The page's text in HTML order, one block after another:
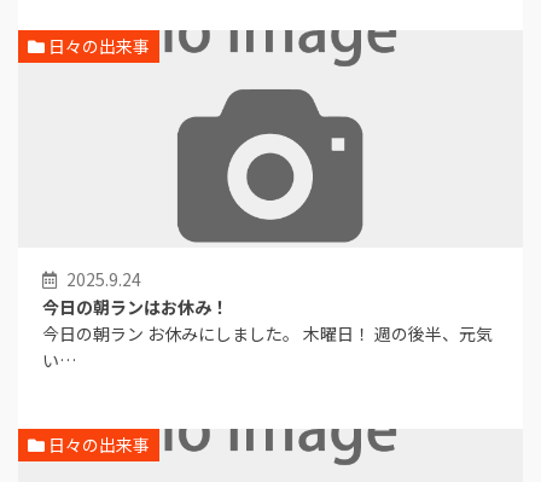
2025.9.24
今日の朝ランはお休み！
今日の朝ラン お休みにしました。 木曜日！ 週の後半、元気
い…
日々の出来事
日々の出来事